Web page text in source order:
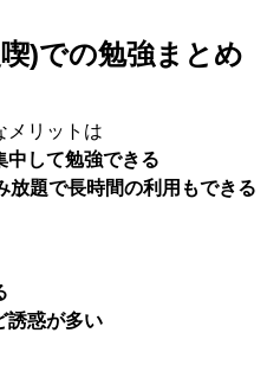
)での勉強まとめ
メリットは
中して勉強できる
放題で長時間の利用もできる
誘惑が多い